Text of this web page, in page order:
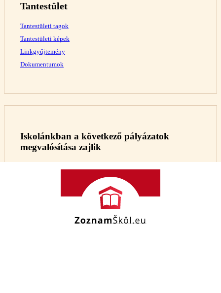
Tantestület
Tantestületi tagok
Tantestületi képek
Linkgyűjtemény
Dokumentumok
Iskolánkban a következő pályázatok
megvalósítása zajlik